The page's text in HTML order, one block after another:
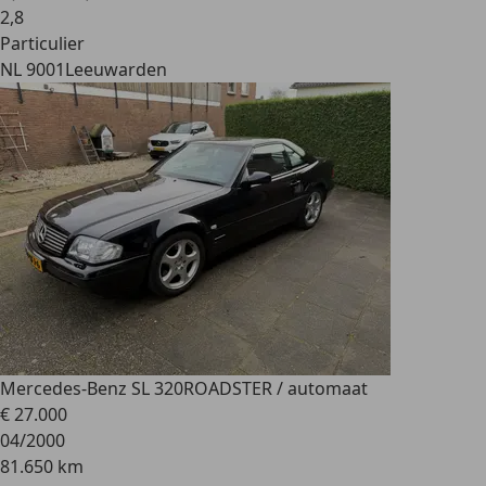
2,8
Particulier
NL 9001Leeuwarden
Mercedes-Benz SL 320ROADSTER / automaat
€ 27.000
04/2000
81.650 km